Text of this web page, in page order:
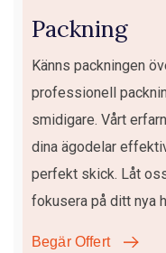
Packning
Känns packningen
professionell
smidigare. Vårt
dina ägodelar
perfekt skick. Låt
fokusera på ditt nya
Begär Offert